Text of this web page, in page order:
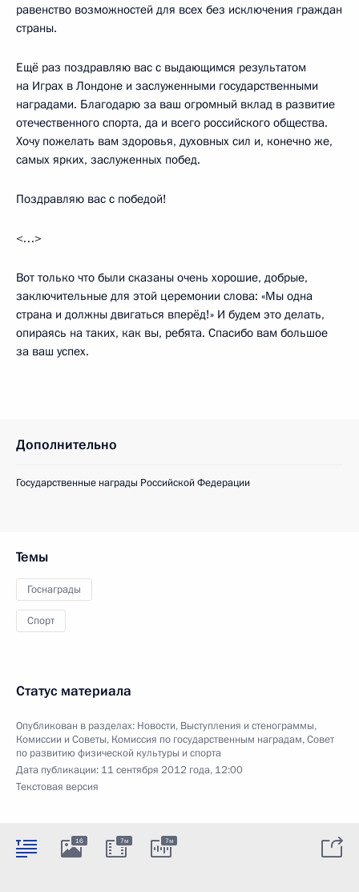
равенство возможностей для всех без исключения граждан
страны.
Ещё раз поздравляю вас с выдающимся результатом
на Играх в Лондоне и заслуженными государственными
наградами. Благодарю за ваш огромный вклад в развитие
отечественного спорта, да и всего российского общества.
Хочу пожелать вам здоровья, духовных сил и, конечно же,
самых ярких, заслуженных побед.
Поздравляю вас с победой!
<…>
Вот только что были сказаны очень хорошие, добрые,
заключительные для этой церемонии слова: «Мы одна
страна и должны двигаться вперёд!» И будем это делать,
опираясь на таких, как вы, ребята. Спасибо вам большое
за ваш успех.
Дополнительно
Государственные награды Российской Федерации
Темы
Госнаграды
Спорт
Статус материала
Опубликован в разделах: Новости, Выступления и стенограммы,
Комиссии и Советы, Комиссия по государственным наградам,Совет
по развитию физической культуры и спорта
Дата публикации: 11 сентября 2012 года, 12:00
Текстовая версия
16 7м 7м